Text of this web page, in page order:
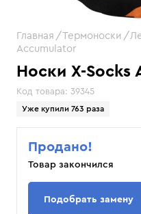
Носки X-Socks
Код товара: 39345
Уже купили 763 раза
Главная Термоноски
Accumulator
Продано!
Товар закончился
Подобрать замену